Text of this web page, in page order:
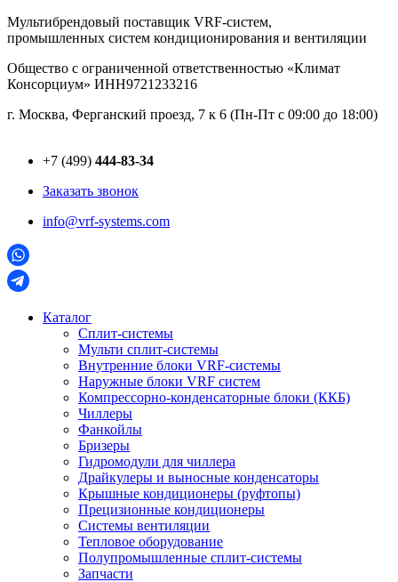
Перейти
к
Мультибрендовый поставщик VRF-cистем,
промышленных систем кондиционирования и вентиляции
Общество с ограниченной ответственностью «Климат
Консорциум» ИНН9721233216
г. Москва, Ферганский проезд, 7 к 6 (Пн-Пт с 09:00 до 18:00)
+7 (499) 444-83-34
Заказать звонок
info@vrf-systems.com
Каталог
Сплит-системы
Мульти сплит-системы
Внутренние блоки VRF-cистемы
Наружные блоки VRF cистем
Компрессорно-конденсаторные блоки (ККБ)
Чиллеры
Фанкойлы
Бризеры
Гидромодули для чиллера
Драйкулеры и выносные конденсаторы
Крышные кондиционеры (руфтопы)
Прецизионные кондиционеры
Системы вентиляции
Тепловое оборудование
Полупромышленные сплит-системы
Запчасти